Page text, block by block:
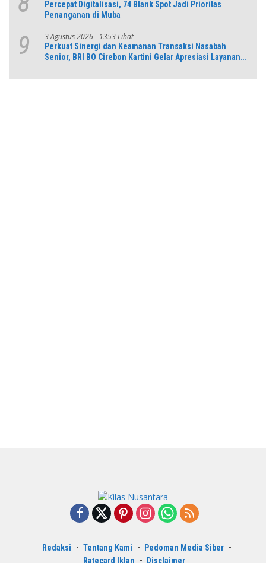
Percepat Digitalisasi, 74 Blank Spot Jadi Prioritas
Penanganan di Muba
9 3 Agustus 2026 1353 Lihat
Perkuat Sinergi dan Keamanan Transaksi Nasabah
Senior, BRI BO Cirebon Kartini Gelar Apresiasi Layanan
Redaksi Tentang Kami
Pedoman Media Siber
Ratecard Iklan
Disclaimer